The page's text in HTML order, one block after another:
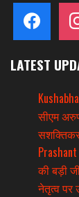
facebook
LATEST
सीएम
की बड़ी
नेतृत्व पर